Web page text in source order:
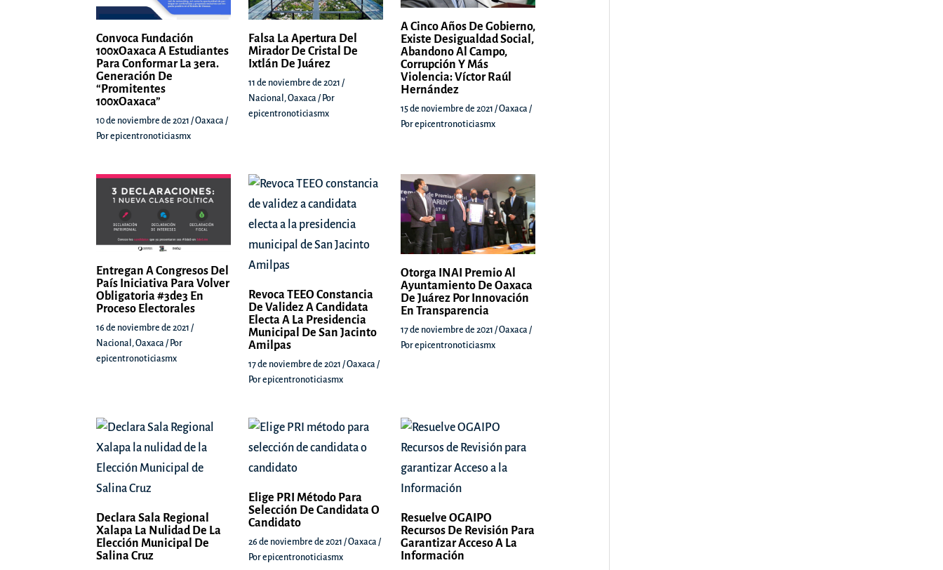
Convoca Fundación
100xOaxaca A Estudiantes
Para Conformar La 3era.
Generación De
“Promitentes
100xOaxaca”
10 de noviembre de 2021 /Oaxaca /
Porepicentronoticiasmx
Falsa La Apertura Del
Mirador De Cristal De
Ixtlán De Juárez
11 de noviembre de 2021 /
Nacional ,Oaxaca / Por
epicentronoticiasmx
A Cinco Años De Gobierno,
Existe Desigualdad Social,
Abandono Al Campo,
Corrupción Y Más
Violencia: Víctor Raúl
Hernández
15 de noviembre de 2021/Oaxaca /
Porepicentronoticiasmx
Entregan A Congresos Del
País Iniciativa Para Volver
Obligatoria #3de3 En
Proceso Electorales
16 de noviembre de 2021 /
Nacional ,Oaxaca / Por
epicentronoticiasmx
Revoca TEEO Constancia
De Validez A Candidata
Electa A La Presidencia
Municipal De San Jacinto
Amilpas
17 de noviembre de 2021 /Oaxaca /
Porepicentronoticiasmx
Otorga INAI Premio Al
Ayuntamiento De Oaxaca
De Juárez Por Innovación
En Transparencia
17 de noviembre de 2021/Oaxaca /
Porepicentronoticiasmx
Declara Sala Regional
Xalapa La Nulidad De La
Elección Municipal De
Salina Cruz
Elige PRI Método Para
Selección De Candidata O
Candidato
26 de noviembre de 2021 /Oaxaca /
Porepicentronoticiasmx
Resuelve OGAIPO
Recursos De Revisión Para
Garantizar Acceso A La
Información